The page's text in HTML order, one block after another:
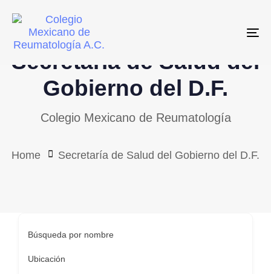
links
primary
navigation
Secretaría de Salud del
Gobierno del D.F.
Colegio Mexicano de Reumatología
Home Secretaría de Salud del Gobierno del D.F.
Búsqueda por nombre
Ubicación